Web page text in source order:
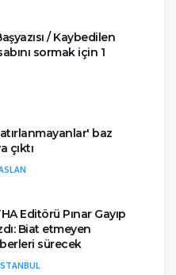
/ Kaybedilen
sormak için 1
baz
çıktı
Editörü Pınar Gayıp
Biat etmeyen
sürecek